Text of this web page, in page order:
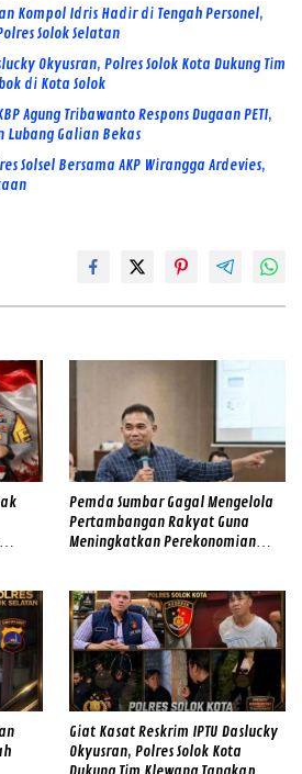
Kompol Idris Hadir di Tengah Personel,
Solok Selatan
Okyusran, Polres Solok Kota Dukung Tim
di Kota Solok
Agung Tribawanto Respons Dugaan PETI,
Lubang Galian Bekas
Solsel Bersama AKP Wirangga Ardevies,
Pemda Sumbar Gagal Mengelola
Pertambangan Rakyat Guna
Meningkatkan Perekonomian
Giat Kasat Reskrim IPTU Daslucky
Okyusran, Polres Solok Kota